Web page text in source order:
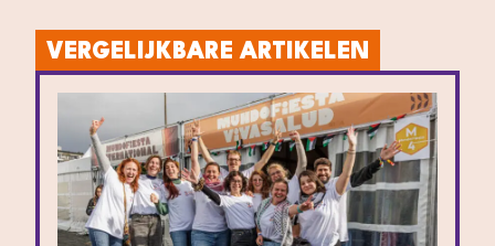
VERGELIJKBARE ARTIKELEN